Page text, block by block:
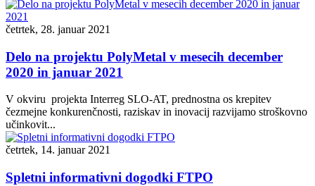
četrtek, 28. januar 2021
Delo na projektu PolyMetal v mesecih december
2020 in januar 2021
V okviru projekta Interreg SLO-AT, prednostna os krepitev
čezmejne konkurenčnosti, raziskav in inovacij razvijamo stroškovno
učinkovit...
četrtek, 14. januar 2021
Spletni informativni dogodki FTPO